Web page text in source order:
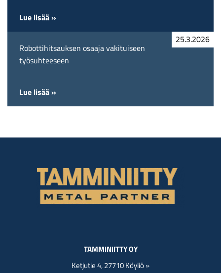
Lue lisää »
Robottihitsauksen osaaja vakituiseen
työsuhteeseen
Lue lisää »
25.3.2026
TAMMINIITTY OY
Ketjutie 4, 27710 Köyliö »